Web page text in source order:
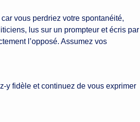
vous perdriez votre spontanéité,
lus sur un prompteur et écris par
l’opposé. Assumez vos
y fidèle et continuez de vous exprimer